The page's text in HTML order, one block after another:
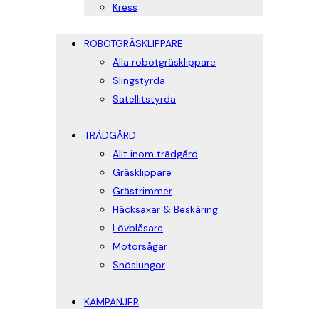
Kress
ROBOTGRÄSKLIPPARE
Alla robotgräsklippare
Slingstyrda
Satellitstyrda
TRÄDGÅRD
Allt inom trädgård
Gräsklippare
Grästrimmer
Häcksaxar & Beskäring
Lövblåsare
Motorsågar
Snöslungor
KAMPANJER